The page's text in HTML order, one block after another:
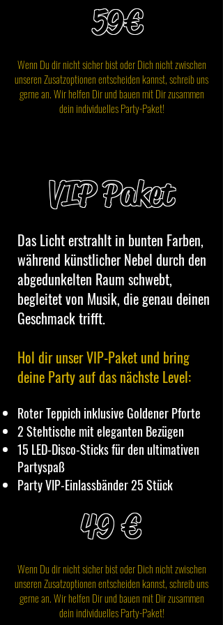
59€
Wenn Du dir nicht sicher bist oder Dich nicht zwischen
unseren Zusatzoptionen entscheiden kannst, schreib uns
gerne an. Wir helfen Dir und bauen mit Dir zusammen
dein individuelles Party-Paket!
VIP Paket
Das Licht erstrahlt in bunten Farben,
während künstlicher Nebel durch den
abgedunkelten Raum schwebt,
begleitet von Musik, die genau deinen
Geschmack trifft.
Hol dir unser VIP-Paket und bring
deine Party auf das nächste Level:
Roter Teppich inklusive Goldener Pforte
2 Stehtische mit eleganten Bezügen
15 LED-Disco-Sticks für den ultimativen
Partyspaß
Party VIP-Einlassbänder 25 Stück
49 €
Wenn Du dir nicht sicher bist oder Dich nicht zwischen
unseren Zusatzoptionen entscheiden kannst, schreib uns
gerne an. Wir helfen Dir und bauen mit Dir zusammen
dein individuelles Party-Paket!